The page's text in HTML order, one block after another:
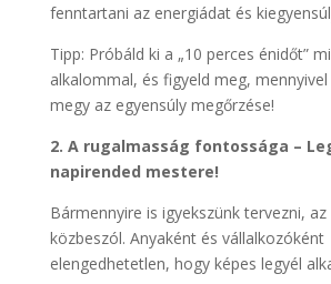
fenntartani az energiádat és
Tipp: Próbáld ki a „10 perces énidőt”
alkalommal, és figyeld meg,
megy az egyensúly megőrzése!
2. A rugalmasság fontossága –
napirended mestere!
Bármennyire is igyekszünk tervezni,
közbeszól. Anyaként és vállalkozóként
elengedhetetlen, hogy képes legyél